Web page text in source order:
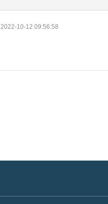
2022-10-12 09:56:58